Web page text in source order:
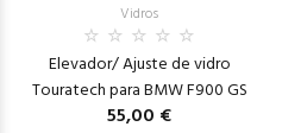
Vidros
Elevador/ Ajuste de vidro
Touratech para BMW F900 GS
55,00 €